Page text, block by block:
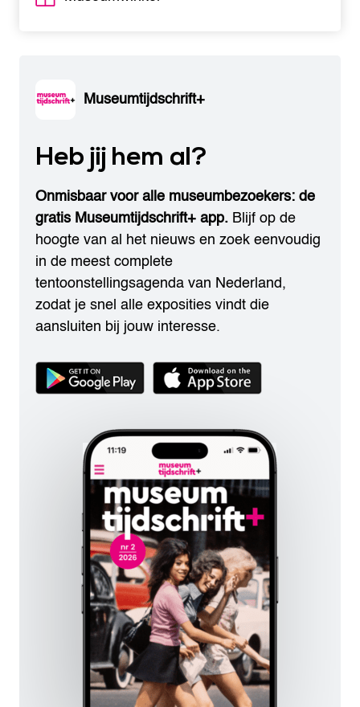
Museumtijdschrift+
Heb jij hem al?
Onmisbaar voor alle museumbezoekers: de
gratis Museumtijdschrift+ app. Blijf op de
hoogte van al het nieuws en zoek eenvoudig
in de meest complete
tentoonstellingsagenda van Nederland,
zodat je snel alle exposities vindt die
aansluiten bij jouw interesse.